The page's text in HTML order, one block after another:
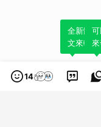
14
全新體
文來輕